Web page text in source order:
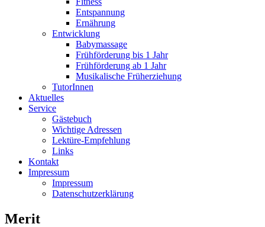
Entspannung
Ernährung
Entwicklung
Babymassage
Frühförderung bis 1 Jahr
Frühförderung ab 1 Jahr
Musikalische Früherziehung
TutorInnen
Aktuelles
Service
Gästebuch
Wichtige Adressen
Lektüre-Empfehlung
Links
Kontakt
Impressum
Impressum
Datenschutzerklärung
Merit